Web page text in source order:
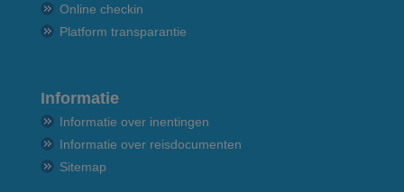
Online checkin
Platform transparantie
Informatie
Informatie over inentingen
Informatie over reisdocumenten
Sitemap